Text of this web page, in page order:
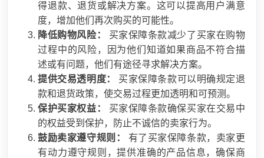
得退款、退货或解决方案。这可以提高用户满意
度，增加他们再次购买的可能性。
降低购物风险：
买家保障条款减少了买家在购物
过程中的风险，因为他们知道如果商品不符合描
述或有问题，他们有途径寻求解决方案。
提供交易透明度：
买家保障条款可以明确规定退
款和退货政策，使交易过程更加透明和可预测。
保护买家权益：
买家保障条款确保买家在交易中
的权益受到保护，防止不诚信的卖家行为。
鼓励卖家遵守规则：
有了买家保障条款，卖家更
有动力遵守规则，提供准确的产品信息，确保商